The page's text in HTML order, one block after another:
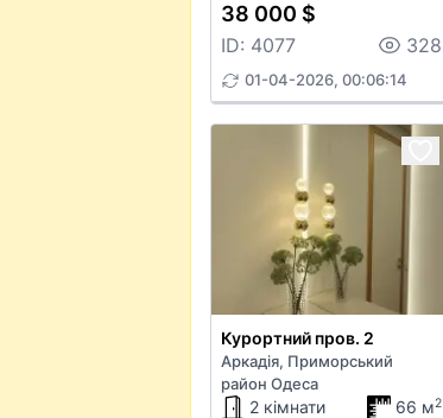
38 000 $
ID: 4077 328
01-04-2026, 00:06:14
Курортний пров. 2
Аркадія, Приморський
район Одеса
2 кімнати 66 м2